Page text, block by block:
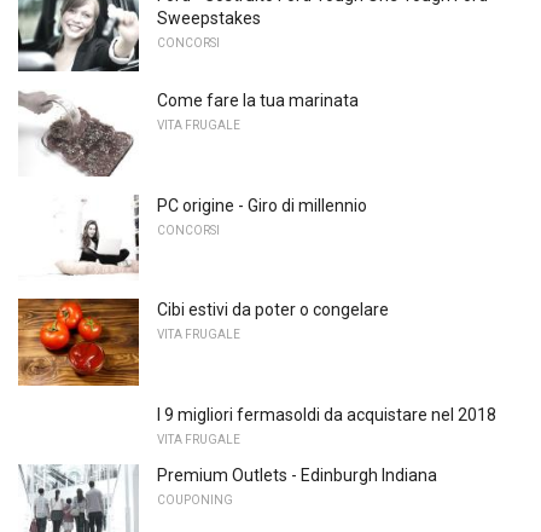
Sweepstakes
CONCORSI
Come fare la tua marinata
VITA FRUGALE
PC origine - Giro di millennio
CONCORSI
Cibi estivi da poter o congelare
VITA FRUGALE
I 9 migliori fermasoldi da acquistare nel 2018
VITA FRUGALE
Premium Outlets - Edinburgh Indiana
COUPONING